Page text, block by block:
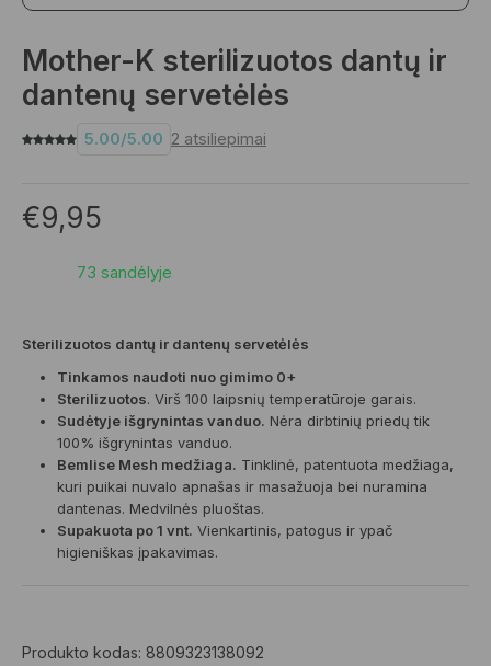
Mother-K sterilizuotos dantų ir
dantenų servetėlės
5.00/5.00 2 atsiliepimai
€9,95
73 sandėlyje
Sterilizuotos dantų ir dantenų servetėlės
Tinkamos naudoti nuo gimimo 0+
Sterilizuotos. Virš 100 laipsnių temperatūroje garais.
Sudėtyje išgrynintas vanduo. Nėra dirbtinių priedų tik
100% išgrynintas vanduo.
Bemlise Mesh medžiaga. Tinklinė, patentuota medžiaga,
kuri puikai nuvalo apnašas ir masažuoja bei nuramina
dantenas. Medvilnės pluoštas.
Supakuota po 1 vnt. Vienkartinis, patogus ir ypač
higieniškas įpakavimas.
Produkto kodas: 8809323138092